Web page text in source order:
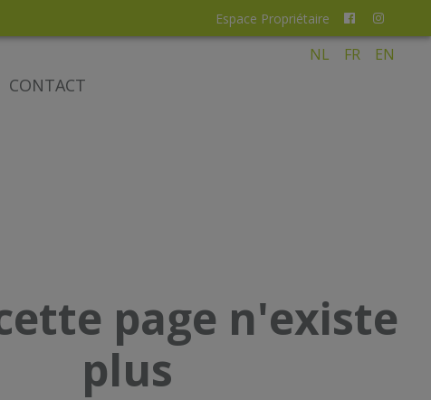
Espace Propriétaire
CONTACT
NL FR EN
page n'existe
plus